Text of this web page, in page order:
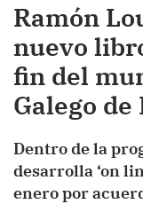
Ramón
nuevo
fin del
Galego
Dentro de la
desarrolla ‘on
enero por